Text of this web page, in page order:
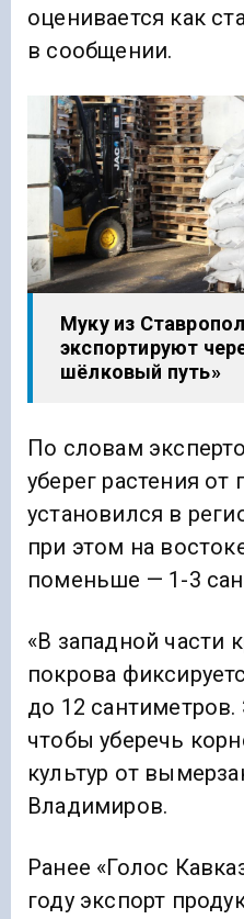
оценивается как
в сообщении.
Муку из
экспортируют
шёлковый путь»
По словам
уберег растения
установился в
при этом на
поменьше — 1-3
«В западной части
покрова
до 12 сантиметров.
чтобы уберечь
культур от
Владимиров.
Ранее «Голос
году экспорт